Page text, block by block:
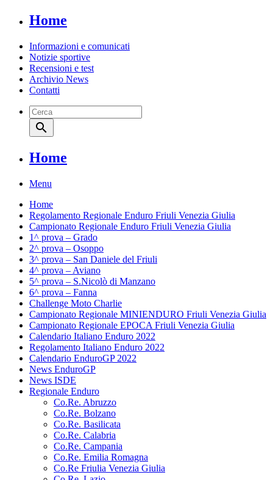
Home
Informazioni e comunicati
Notizie sportive
Recensioni e test
Archivio News
Contatti
search
Home
Menu
Home
Regolamento Regionale Enduro Friuli Venezia Giulia
Campionato Regionale Enduro Friuli Venezia Giulia
1^ prova – Grado
2^ prova – Osoppo
3^ prova – San Daniele del Friuli
4^ prova – Aviano
5^ prova – S.Nicolò di Manzano
6^ prova – Fanna
Challenge Moto Charlie
Campionato Regionale MINIENDURO Friuli Venezia Giulia
Campionato Regionale EPOCA Friuli Venezia Giulia
Calendario Italiano Enduro 2022
Regolamento Italiano Enduro 2022
Calendario EnduroGP 2022
News EnduroGP
News ISDE
Regionale Enduro
Co.Re. Abruzzo
Co.Re. Bolzano
Co.Re. Basilicata
Co.Re. Calabria
Co.Re. Campania
Co.Re. Emilia Romagna
Co.Re Friulia Venezia Giulia